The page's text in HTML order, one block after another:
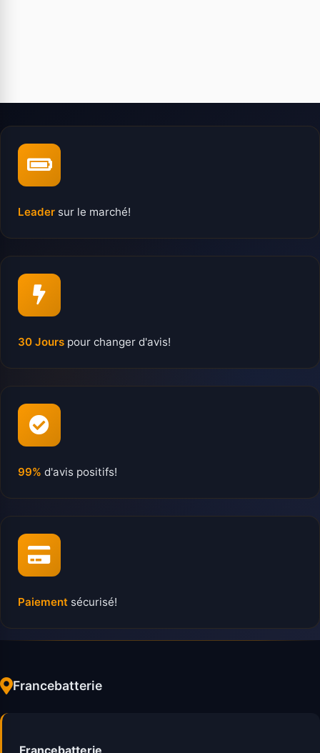
Leader sur le marché!
30 Jours pour changer d'avis!
99% d'avis positifs!
Paiement sécurisé!
Francebatterie
Francebatterie